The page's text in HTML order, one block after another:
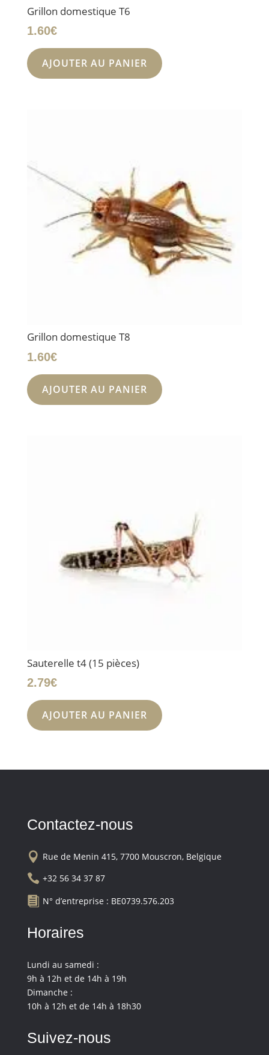
Grillon domestique T6
1.60€
AJOUTER AU PANIER
Grillon domestique T8
1.60€
AJOUTER AU PANIER
Sauterelle t4 (15 pièces)
2.79€
AJOUTER AU PANIER
Contactez-nous
 Rue de Menin 415, 7700 Mouscron, Belgique
 +32 56 34 37 87
 N° d’entreprise : BE0739.576.203
Horaires
Lundi au samedi :
9h à 12h et de 14h à 19h
Dimanche :
10h à 12h et de 14h à 18h30
Suivez-nous